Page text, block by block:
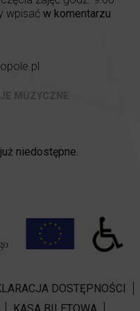
wpisać w komentarzu
niedostępne.
DOSTĘPNOŚCI